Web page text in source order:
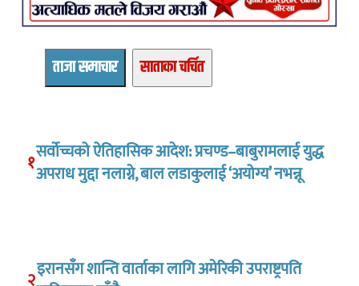
ताजा समाचार साताका चर्चित
१सर्वोच्चको ऐतिहासिक आदेश: प्रचण्ड–बाबुरामलाई युद्ध
अपराध मुद्दा नलाग्ने, बाल लडाकुलाई ‘अयोग्य’ नभन्नू
२इरानसँग शान्ति वार्ताका लागि अमेरिकी उपराष्ट्रपति